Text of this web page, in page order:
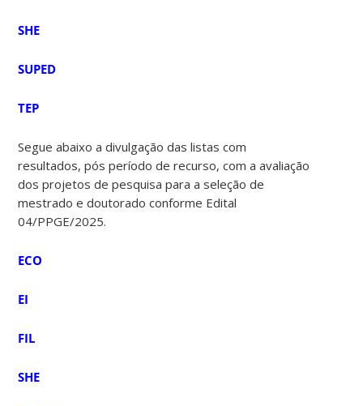
SHE
SUPED
TEP
Segue abaixo a divulgação das listas com
resultados, pós período de recurso, com a avaliação
dos projetos de pesquisa para a seleção de
mestrado e doutorado conforme Edital
04/PPGE/2025.
ECO
EI
FIL
SHE